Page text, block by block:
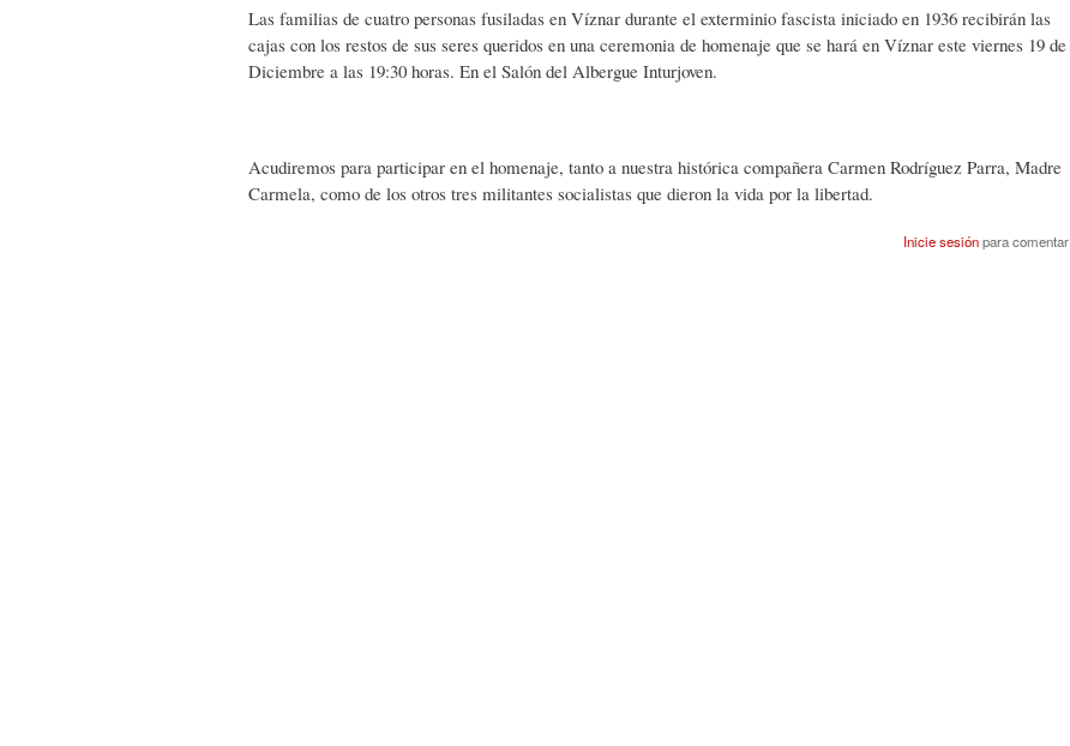
Las familias de cuatro personas fusiladas en Víznar durante el exterminio fascista iniciado en 1936 recibirán las
cajas con los restos de sus seres queridos en una ceremonia de homenaje que se hará en Víznar este viernes 19 de
Diciembre a las 19:30 horas. En el Salón del Albergue Inturjoven.
Acudiremos para participar en el homenaje, tanto a nuestra histórica compañera Carmen Rodríguez Parra, Madre
Carmela, como de los otros tres militantes socialistas que dieron la vida por la libertad.
Inicie sesiónpara comentar